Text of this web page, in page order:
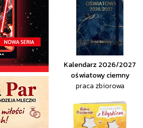
Kalendarz 2026/2027
oświatowy ciemny
praca zbiorowa